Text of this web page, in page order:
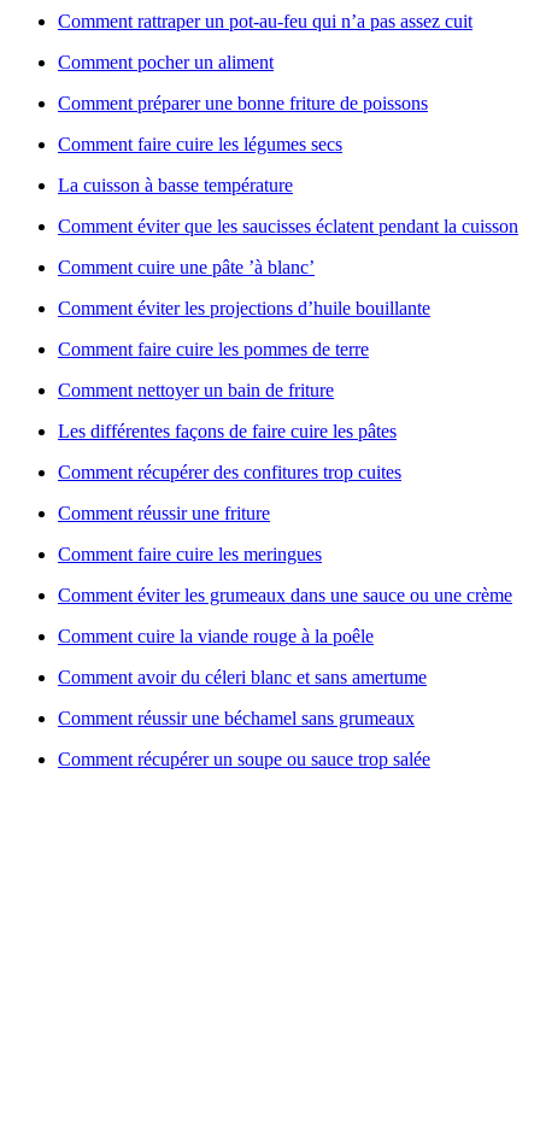
Comment rattraper un pot-au-feu qui n’a pas assez cuit
Comment pocher un aliment
Comment préparer une bonne friture de poissons
Comment faire cuire les légumes secs
La cuisson à basse température
Comment éviter que les saucisses éclatent pendant la cuisson
Comment cuire une pâte ’à blanc’
Comment éviter les projections d’huile bouillante
Comment faire cuire les pommes de terre
Comment nettoyer un bain de friture
Les différentes façons de faire cuire les pâtes
Comment récupérer des confitures trop cuites
Comment réussir une friture
Comment faire cuire les meringues
Comment éviter les grumeaux dans une sauce ou une crème
Comment cuire la viande rouge à la poêle
Comment avoir du céleri blanc et sans amertume
Comment réussir une béchamel sans grumeaux
Comment récupérer un soupe ou sauce trop salée